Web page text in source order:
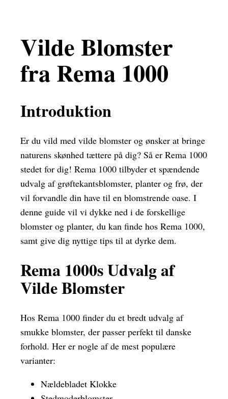
Vilde Blomster
fra Rema 1000
Introduktion
Er du vild med vilde blomster og ønsker at bringe
naturens skønhed tættere på dig? Så er Rema 1000
stedet for dig! Rema 1000 tilbyder et spændende
udvalg af grøftekantsblomster, planter og frø, der
vil forvandle din have til en blomstrende oase. I
denne guide vil vi dykke ned i de forskellige
blomster og planter, du kan finde hos Rema 1000,
samt give dig nyttige tips til at dyrke dem.
Rema 1000s Udvalg af
Vilde Blomster
Hos Rema 1000 finder du et bredt udvalg af
smukke blomster, der passer perfekt til danske
forhold. Her er nogle af de mest populære
varianter:
Nældebladet Klokke